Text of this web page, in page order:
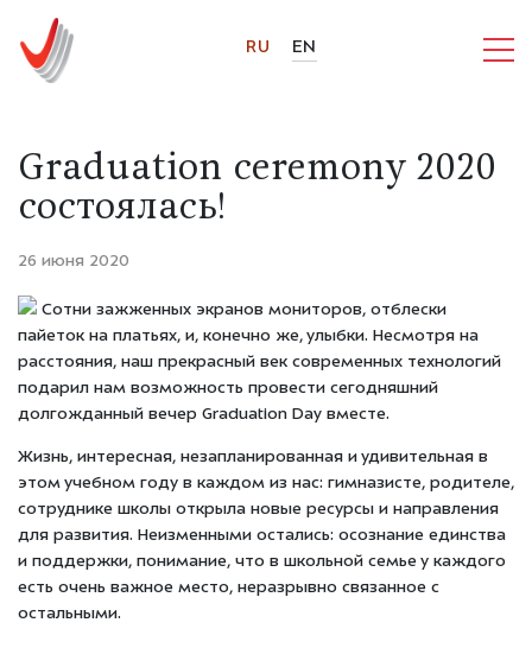
RU EN
Graduation ceremony 2020
состоялась!
26 июня 2020
Сотни зажженных экранов мониторов, отблески
пайеток на платьях, и, конечно же, улыбки. Несмотря на
расстояния, наш прекрасный век современных технологий
подарил нам возможность провести сегодняшний
долгожданный вечер Graduation Day вместе.
Жизнь, интересная, незапланированная и удивительная в
этом учебном году в каждом из нас: гимназисте, родителе,
сотруднике школы открыла новые ресурсы и направления
для развития. Неизменными остались: осознание единства
и поддержки, понимание, что в школьной семье у каждого
есть очень важное место, неразрывно связанное с
остальными.